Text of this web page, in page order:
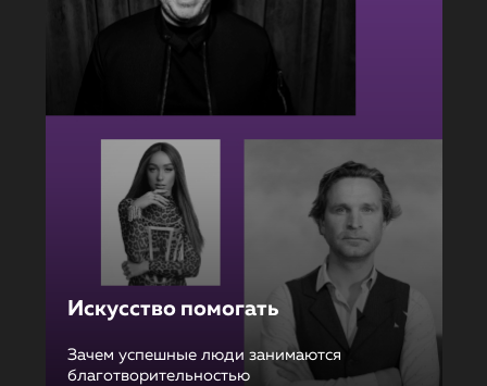
Искусство помогать
Зачем успешные люди занимаются
благотворительностью